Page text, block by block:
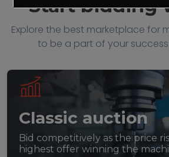
Start bidding
Explore the best marketplace for
to be a part of your
Classic auction
Bid competitively as the price
highest offer winning the